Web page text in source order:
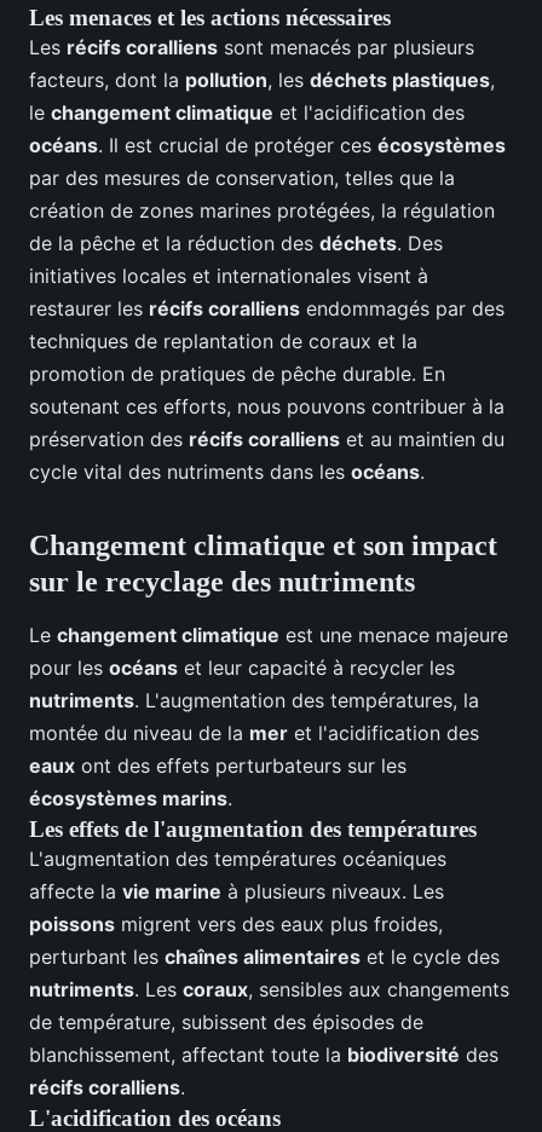
Les menaces et les actions nécessaires
Les récifs coralliens sont menacés par plusieurs
facteurs, dont la pollution, les déchets plastiques,
le changement climatique et l'acidification des
océans. Il est crucial de protéger ces écosystèmes
par des mesures de conservation, telles que la
création de zones marines protégées, la régulation
de la pêche et la réduction des déchets. Des
initiatives locales et internationales visent à
restaurer les récifs coralliens endommagés par des
techniques de replantation de coraux et la
promotion de pratiques de pêche durable. En
soutenant ces efforts, nous pouvons contribuer à la
préservation des récifs coralliens et au maintien du
cycle vital des nutriments dans les océans.
Changement climatique et son impact
sur le recyclage des nutriments
Le changement climatique est une menace majeure
pour les océans et leur capacité à recycler les
nutriments. L'augmentation des températures, la
montée du niveau de la mer et l'acidification des
eaux ont des effets perturbateurs sur les
écosystèmes marins.
Les effets de l'augmentation des températures
L'augmentation des températures océaniques
affecte la vie marine à plusieurs niveaux. Les
poissons migrent vers des eaux plus froides,
perturbant les chaînes alimentaires et le cycle des
nutriments. Les coraux, sensibles aux changements
de température, subissent des épisodes de
blanchissement, affectant toute la biodiversité des
récifs coralliens.
L'acidification des océans